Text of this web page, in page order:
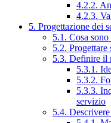
4.2.2.
4.2.3.
5. Progettazione dei
5.1. Cosa
5.2.
5.3. Definire il
5.3.1.
5.3.2.
5.3.3.
servizio
5.4.